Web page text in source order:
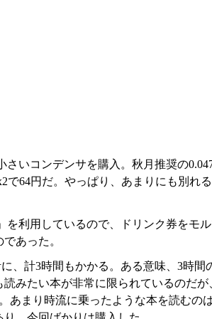
いコンデンサを購入。秋月推奨の
で64円だ。やっぱり、あまりにも別れ
利用しているので、ドリンク券をモ
あった。
、計3時間もかかる。ある意味、3時間
みたい本が非常に限られているのだが
あまり時流に乗ったような本を読むの